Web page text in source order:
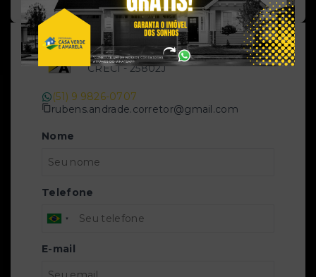
R.A. Docanto Imóveis
CRECI - 25802J
(51) 9 9826-0707
rubens.andrade.corretor@gmail.com
Nome
Telefone
E-mail